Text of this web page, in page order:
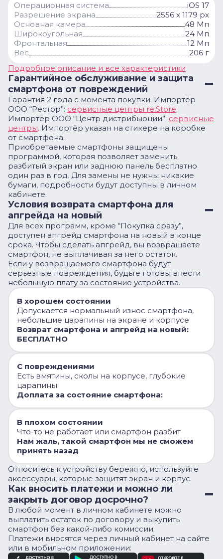
Операционная система
iOS 17
Разрешение экрана
2556 x 1179 px
Основная камера
48 Мп
Широкоугольная
24 Мп
Фронтальная
12 Мп
Вес
206 г
Подробное описание и все характеристики
Гарантийное обслуживание и защита
смартфона от повреждений
Гарантия 2 года с момента покупки. Импортёр
ООО “Рестор”: сервисные центры re:Store.
Импортёр ООО “Центр дистрибьюции”: сервисные
центры. Импортёр указан на стикере на коробке
от смартфона.
Приобретаемые смартфоны защищены
программой, которая позволяет заменить
разбитый экран или заднюю панель бесплатно
один раз в год. Для замены не нужны никакие
бумаги, подробности будут доступны в личном
кабинете.
Условия возврата смартфона для
апгрейда на новый
Для всех программ, кроме “Покупка сразу”,
доступен апгрейд смартфона на новый в конце
срока. Чтобы сделать апгрейд, вы возвращаете
смартфон, не выплачивая за него остаток.
Если у возвращаемого смартфона будут
серьезные повреждения, будьте готовы внести
небольшую плату за состояние устройства.
В хорошем состоянии
Допускается нормальный износ смартфона,
небольшие царапины на экране и корпусе
Возврат смартфона и апгрейд на новый:
БЕСПЛАТНО
С повреждениями
Есть вмятины, сколы на корпусе, глубокие
царапины
Доплата за состояние смартфона:
В плохом состоянии
Что-то не работает или смартфон разбит
Нам жаль, такой смартфон мы не сможем
принять назад
Относитесь к устройству бережно, используйте
аксессуары, которые защитят экран и корпус.
Как вносить платежи и можно ли
закрыть договор досрочно?
В любой момент в личном кабинете можно
выплатить остаток по договору и выкупить
смартфон без какой-либо комиссии.
Платежи вносятся через личный кабинет на сайте
или в мобильном приложении: